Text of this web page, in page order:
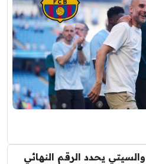
يحدد الرقم النهائي